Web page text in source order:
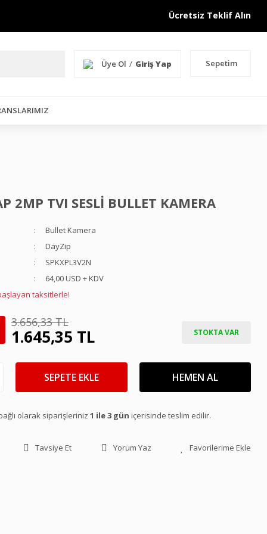
Ücretsiz Teklif Alın
Üye Ol / Giriş Yap Sepetim
2MP TVI SESLİ BULLET KAMERA
Bullet Kamera
DayZip
SPKXPL3V2N
64,00 USD + KDV
taksitlerle!
3.656,33 TL
1.645,35 TL STOKTA VAR
SEPETE EKLE HEMEN AL
olarak siparişleriniz 1 ile 3 gün içerisinde teslim edilir.
Tavsiye Et Yorum Yaz